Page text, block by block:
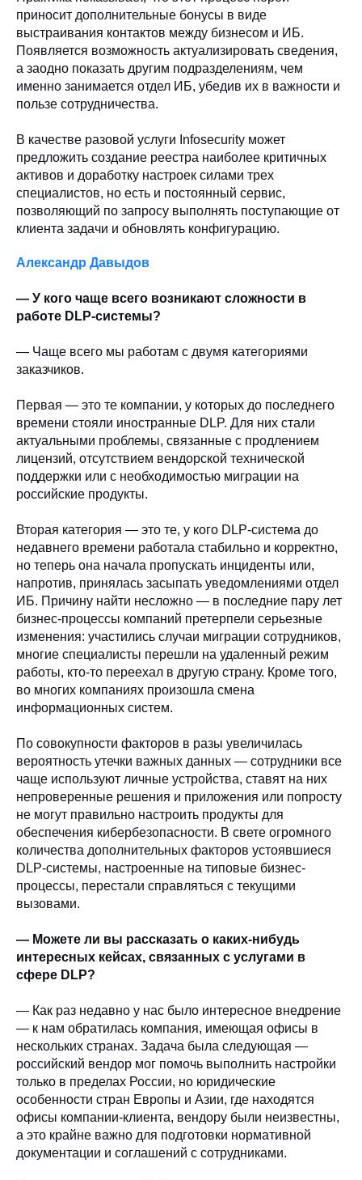
приносит дополнительные бонусы в виде
выстраивания контактов между бизнесом и ИБ.
Появляется возможность актуализировать сведения,
а заодно показать другим подразделениям, чем
именно занимается отдел ИБ, убедив их в важности и
пользе сотрудничества.
В качестве разовой услуги Infosecurity может
предложить создание реестра наиболее критичных
активов и доработку настроек силами трех
специалистов, но есть и постоянный сервис,
позволяющий по запросу выполнять поступающие от
клиента задачи и обновлять конфигурацию.
Александр Давыдов
— У кого чаще всего возникают сложности в
работе DLP-системы?
— Чаще всего мы работам с двумя категориями
заказчиков.
Первая — это те компании, у которых до последнего
времени стояли иностранные DLP. Для них стали
актуальными проблемы, связанные с продлением
лицензий, отсутствием вендорской технической
поддержки или с необходимостью миграции на
российские продукты.
Вторая категория — это те, у кого DLP-система до
недавнего времени работала стабильно и корректно,
но теперь она начала пропускать инциденты или,
напротив, принялась засыпать уведомлениями отдел
ИБ. Причину найти несложно — в последние пару лет
бизнес-процессы компаний претерпели серьезные
изменения: участились случаи миграции сотрудников,
многие специалисты перешли на удаленный режим
работы, кто-то переехал в другую страну. Кроме того,
во многих компаниях произошла смена
информационных систем.
По совокупности факторов в разы увеличилась
вероятность утечки важных данных — сотрудники все
чаще используют личные устройства, ставят на них
непроверенные решения и приложения или попросту
не могут правильно настроить продукты для
обеспечения кибербезопасности. В свете огромного
количества дополнительных факторов устоявшиеся
DLP-системы, настроенные на типовые бизнес-
процессы, перестали справляться с текущими
вызовами.
— Можете ли вы рассказать о каких-нибудь
интересных кейсах, связанных с услугами в
сфере DLP?
— Как раз недавно у нас было интересное внедрение
— к нам обратилась компания, имеющая офисы в
нескольких странах. Задача была следующая —
российский вендор мог помочь выполнить настройки
только в пределах России, но юридические
особенности стран Европы и Азии, где находятся
офисы компании-клиента, вендору были неизвестны,
а это крайне важно для подготовки нормативной
документации и соглашений с сотрудниками.